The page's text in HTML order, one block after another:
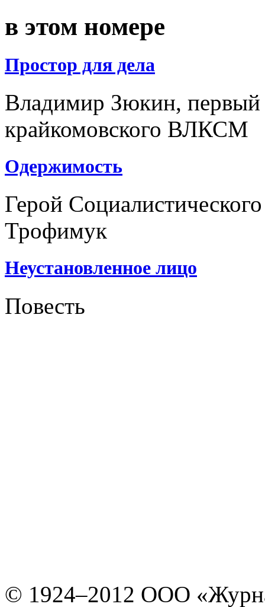
в этом номере
Простор для дела
Владимир Зюкин, первый
крайкомовского ВЛКСМ
Одержимость
Герой
Трофимук
Неустановленное лицо
Повесть
© 1924–2012 ООО